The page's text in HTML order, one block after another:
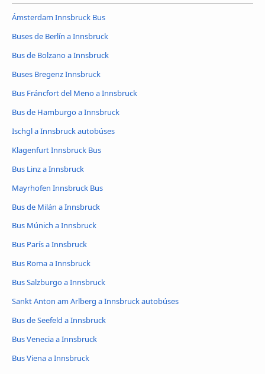
Ámsterdam Innsbruck Bus
Buses de Berlín a Innsbruck
Bus de Bolzano a Innsbruck
Buses Bregenz Innsbruck
Bus Fráncfort del Meno a Innsbruck
Bus de Hamburgo a Innsbruck
Ischgl a Innsbruck autobúses
Klagenfurt Innsbruck Bus
Bus Linz a Innsbruck
Mayrhofen Innsbruck Bus
Bus de Milán a Innsbruck
Bus Múnich a Innsbruck
Bus París a Innsbruck
Bus Roma a Innsbruck
Bus Salzburgo a Innsbruck
Sankt Anton am Arlberg a Innsbruck autobúses
Bus de Seefeld a Innsbruck
Bus Venecia a Innsbruck
Bus Viena a Innsbruck